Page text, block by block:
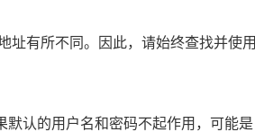
址有所不同。因此，请始终查找并使用
认的用户名和密码不起作用，可能是